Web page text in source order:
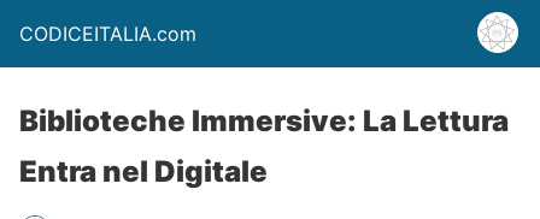
CODICEITALIA.com
Biblioteche Immersive: La Lettura
Entra nel Digitale